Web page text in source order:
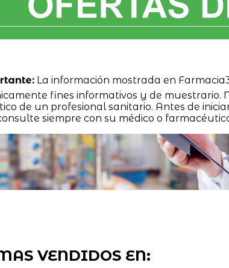
La información mostrada en
fines informativos y de muestrario.
de un profesional sanitario. Antes de
siempre con su médico o
VENDIDOS EN: